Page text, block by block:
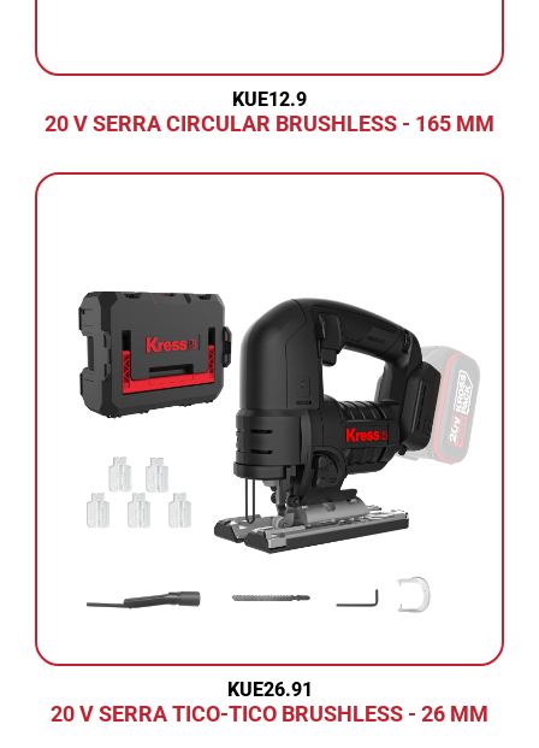
KUE12.9
20 V SERRA CIRCULAR BRUSHLESS - 165 MM
KUE26.91
20 V SERRA TICO-TICO BRUSHLESS - 26 MM